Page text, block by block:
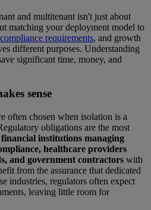
and multitenant isn't just about
matching your deployment model to
compliance requirements, and growth
different purposes. Understanding
significant time, money, and
sense
often chosen when isolation is a
obligations are the most
financial institutions managing
healthcare providers
and government contractors with
from the assurance that dedicated
industries, regulators often expect
leaving little room for